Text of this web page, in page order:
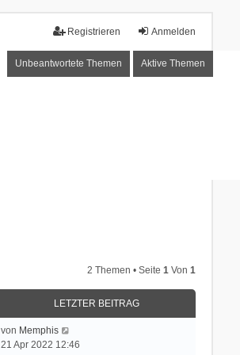
Anmelden
Registrieren
Unbeantwortete Themen Aktive Themen
2 Themen • Seite1 Von1
LETZTER BEITRAG
von Memphis
21 Apr 2022 12:46